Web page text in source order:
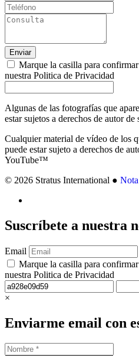
Enviar
Marque la casilla para
nuestra Politica de Privacidad
Algunas de las fotografías que
estar sujetos a derechos de autor
Cualquier material de vídeo de los
puede estar sujeto a derechos de
YouTube™
© 2026 Stratus International ●
Suscríbete a nuestra
Email
Marque la casilla para
nuestra Politica de Privacidad
×
Enviarme email con